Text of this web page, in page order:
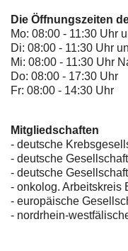
Die Öffnungszeiten
Mo: 08:00 - 11:30 Uhr
Di: 08:00 - 11:30 Uhr
Mi: 08:00 - 11:30 Uhr
Do: 08:00 - 17:30 Uhr
Fr: 08:00 - 14:30 Uhr
Mitgliedschaften
- deutsche
- deutsche
- deutsche
- onkolog. Arbeitskreis
- europäische
- nordrhein-